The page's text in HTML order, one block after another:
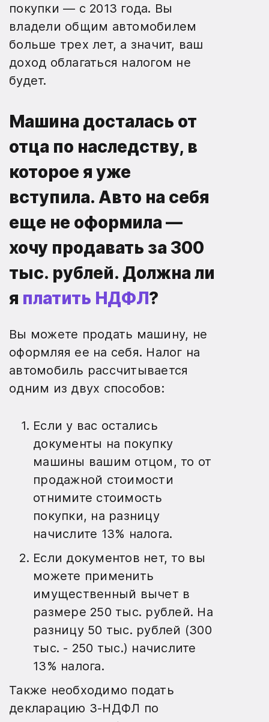
покупки — с 2013 года. Вы
владели общим автомобилем
больше трех лет, а значит, ваш
доход облагаться налогом не
будет.
Машина досталась от
отца по наследству, в
которое я уже
вступила. Авто на себя
еще не оформила —
хочу продавать за 300
тыс. рублей. Должна ли
я платить НДФЛ?
Вы можете продать машину, не
оформляя ее на себя. Налог на
автомобиль рассчитывается
одним из двух способов:
Если у вас остались
документы на покупку
машины вашим отцом, то от
продажной стоимости
отнимите стоимость
покупки, на разницу
начислите 13% налога.
Если документов нет, то вы
можете применить
имущественный вычет в
размере 250 тыс. рублей. На
разницу 50 тыс. рублей (300
тыс. - 250 тыс.) начислите
13% налога.
Также необходимо подать
декларацию 3-НДФЛ по